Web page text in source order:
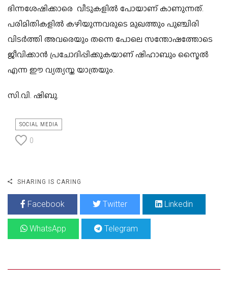
ഭിന്നശേഷിക്കാരെ വീടുകളിൽ പോയാണ് കാണുന്നത്.
പരിമിതികളിൽ കഴിയുന്നവരുടെ മുഖത്തും പുഞ്ചിരി
വിടർത്തി അവരെയും തന്നെ പോലെ സന്തോഷത്തോടെ
ജീവിക്കാൻ പ്രചോദിപ്പിക്കുകയാണ് ഷിഹാബും സ്മൈൽ
എന്ന ഈ വ്യത്യസ്ത യാത്രയും.
സി.വി. ഷിബു.
SOCIAL MEDIA
0
SHARING IS CARING
Facebook Twitter Linkedin
WhatsApp Telegram